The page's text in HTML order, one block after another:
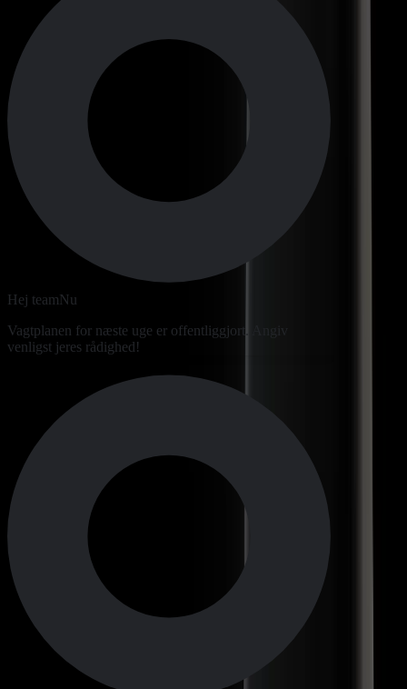
Hej teamNu
Vagtplanen for næste uge er offentliggjort. Angiv
venligst jeres rådighed!